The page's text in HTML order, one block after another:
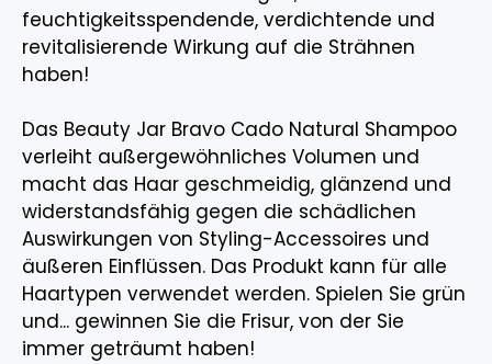
feuchtigkeitsspendende, verdichtende und
revitalisierende Wirkung auf die Strähnen
haben!
Das Beauty Jar Bravo Cado Natural Shampoo
verleiht außergewöhnliches Volumen und
macht das Haar geschmeidig, glänzend und
widerstandsfähig gegen die schädlichen
Auswirkungen von Styling-Accessoires und
äußeren Einflüssen. Das Produkt kann für alle
Haartypen verwendet werden. Spielen Sie grün
und... gewinnen Sie die Frisur, von der Sie
immer geträumt haben!